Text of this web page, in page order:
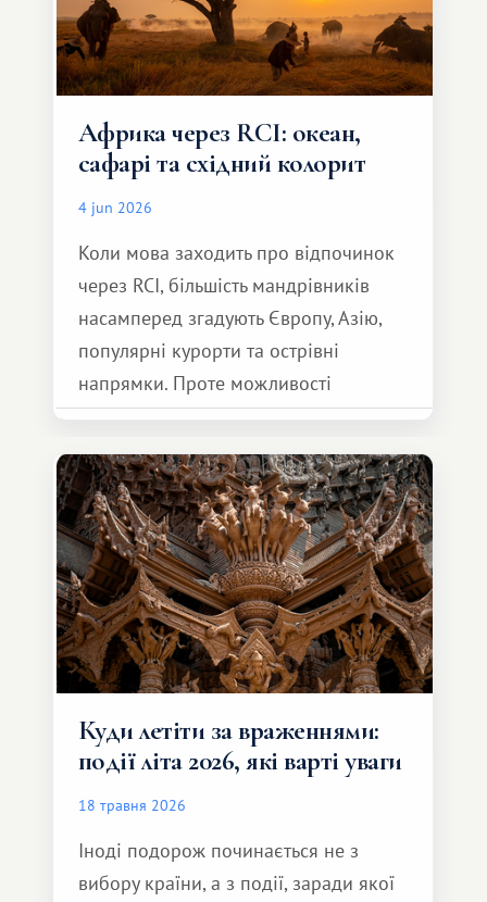
Африка через RCI: океан,
сафарі та східний колорит
4 jun 2026
Коли мова заходить про відпочинок
через RCI, більшість мандрівників
насамперед згадують Європу, Азію,
популярні курорти та острівні
напрямки. Проте можливості
обмінної системи значно ширші.
Серед них є і Африка – континент,
який здатний подарувати зовсім
інший формат подорожі.
Куди летіти за враженнями:
події літа 2026, які варті уваги
18 травня 2026
Іноді подорож починається не з
вибору країни, а з події, заради якої